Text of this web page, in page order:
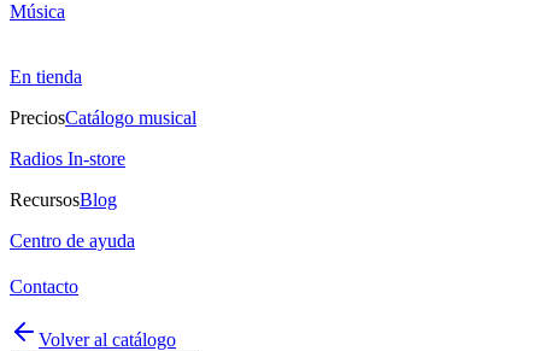
Música
En tienda
PreciosCatálogo musical
Radios In-store
RecursosBlog
Centro de ayuda
Contacto
Volver al catálogo